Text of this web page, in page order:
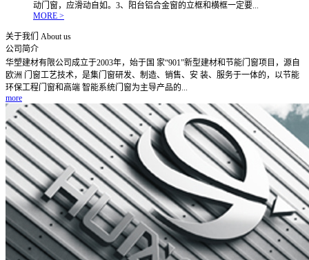
动门窗，应滑动自如。3、阳台铝合金窗的立框和横框一定要...
MORE >
关于我们 About us
公司简介
华塑建材有限公司成立于2003年，始于国 家“901”新型建材和节能门窗项目，源自
欧洲 门窗工艺技术，是集门窗研发、制造、销售、安 装、服务于一体的，以节能
环保工程门窗和高端 智能系统门窗为主导产品的...
more